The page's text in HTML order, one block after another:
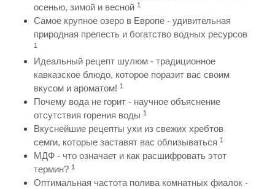
осенью, зимой и весной 1
Самое крупное озеро в Европе - удивительная
природная прелесть и богатство водных ресурсов
1
Идеальный рецепт шулюм - традиционное
кавказское блюдо, которое поразит вас своим
вкусом и ароматом! 1
Почему вода не горит - научное объяснение
отсутствия горения воды 1
Вкуснейшие рецепты ухи из свежих хребтов
семги, которые заставят вас облизываться 1
МДФ - что означает и как расшифровать этот
термин? 1
Оптимальная частота полива комнатных фиалок -